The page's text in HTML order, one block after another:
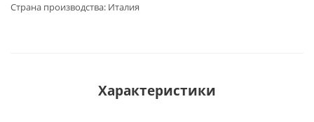
Страна производства: Италия
Характеристики